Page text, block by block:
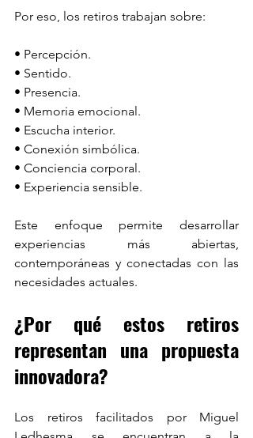
Por eso, los retiros trabajan sobre:
• Percepción.
• Sentido.
• Presencia.
• Memoria emocional.
• Escucha interior.
• Conexión simbólica.
• Conciencia corporal.
• Experiencia sensible.
Este enfoque permite desarrollar
experiencias más abiertas,
contemporáneas y conectadas con las
necesidades actuales.
¿Por qué estos retiros
representan una propuesta
innovadora?
Los retiros facilitados por Miguel